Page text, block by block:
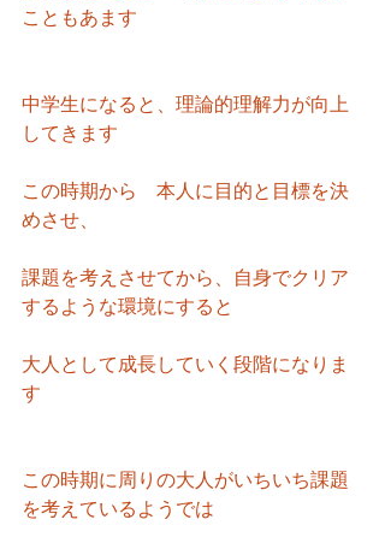
こともあます
中学生になると、理論的理解力が向上
してきます
この時期から　本人に目的と目標を決
めさせ、
課題を考えさせてから、自身でクリア
するような環境にすると
大人として成長していく段階になりま
す
この時期に周りの大人がいちいち課題
を考えているようでは